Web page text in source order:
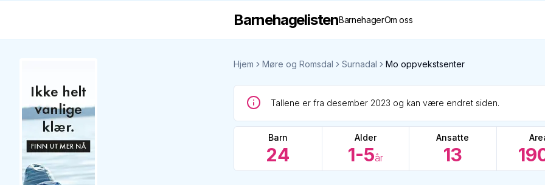
BarnehagelistenBarnehagerOm oss
Hjem Møre og Romsdal Surnadal Mo oppvekstsenter
Tallene er fra desember 2023 og kan være endret siden.
Barn
24
Alder
1-5år
Ansatte
13